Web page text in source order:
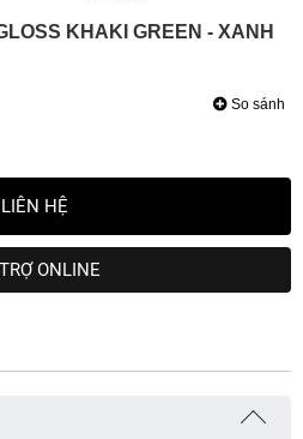
KHAKI GREEN - XANH
So sánh
LIÊN HỆ
ONLINE